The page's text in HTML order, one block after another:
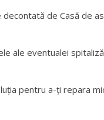
de Casă de
ale eventualei
pentru a-ți repara